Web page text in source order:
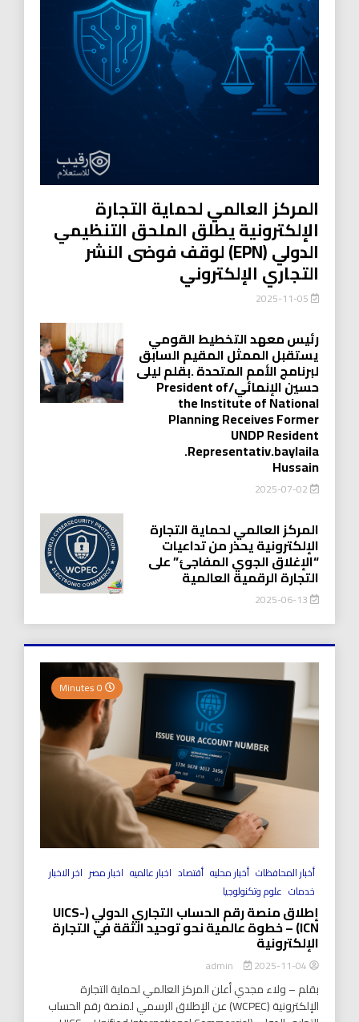
المركز العالمي لحماية التجارة
الإلكترونية يطلق الملحق التنظيمي
الدولي (EPN) لوقف فوضى النشر
التجاري الإلكتروني
رئيس معهد التخطيط القومي
يستقبل الممثل المقيم السابق
لبرنامج الأمم المتحدة .بقلم ليلى
حسين الإنمائي/President of
the Institute of National
Planning Receives Former
UNDP Resident
.Representativ.baylaila
Hussain
2025-07-02
المركز العالمي لحماية التجارة
الإلكترونية يحذر من تداعيات
“الإغلاق الجوي المفاجئ” على
التجارة الرقمية العالمية
2025-06-13
أخبار المحافظات أخبار محليه أقتصاد اخبار عالميه اخبار مصر اخر الاخبار
خدمات علوم وتكنولوجيا
إطلاق منصة رقم الحساب التجاري الدولي (UICS-
ICN) – خطوة عالمية نحو توحيد الثقة في التجارة
الإلكترونية
2025-11-04
بقلم – ولاء مجدي أعلن المركز العالمي لحماية التجارة
الإلكترونية (WCPEC) عن الإطلاق الرسمي لمنصة رقم الحساب